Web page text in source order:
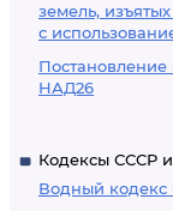
земель,
с
НАД26
Кодексы СССР
Водный